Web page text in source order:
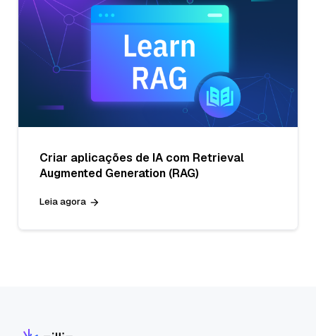
Criar aplicações de IA com Retrieval
Augmented Generation (RAG)
Leia agora